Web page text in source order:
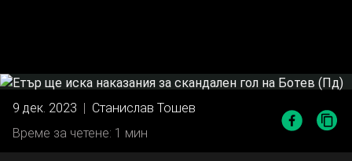
9 дек. 2023 | Станислав Тошев
Време за четене: 1 мин